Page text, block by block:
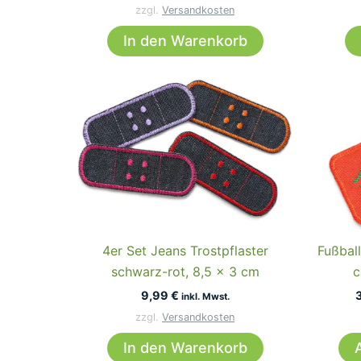
zzgl. Versandkosten
In den Warenkorb
4er Set Jeans Trostpflaster
schwarz-rot, 8,5 x 3 cm
9,99 € inkl. Mwst.
zzgl. Versandkosten
In den Warenkorb